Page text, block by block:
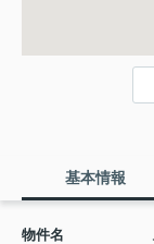
基本情報
物件名